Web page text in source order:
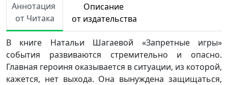
Аннотация
от Читака
Описание
от издательства
В книге Натальи Шагаевой «Запретные игры»
события развиваются стремительно и опасно.
Главная героиня оказывается в ситуации, из которой,
кажется, нет выхода. Она вынуждена защищаться,